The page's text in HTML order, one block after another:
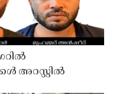
അറസ്റ്റിൽ